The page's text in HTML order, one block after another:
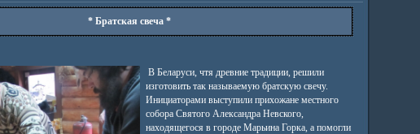
* Братская свеча *
В Беларуси, чтя древние традиции, решили
изготовить так называемую братскую свечу.
Инициаторами выступили прихожане местного
собора Святого Александра Невского,
находящегося в городе Марьина Горка, а помогли